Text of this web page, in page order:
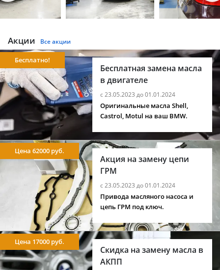
Акции Все акции
Бесплатная замена масла
в двигателе
с 23.05.2023 до 01.01.2024
Бесплатно!
Оригинальные масла Shell,
Castrol, Motul на ваш BMW.
Акция на замену цепи
ГРМ
с 23.05.2023 до 01.01.2024
Цена 62000 руб.
Привода масляного насоса и
цепь ГРМ под ключ.
Скидка на замену масла в
АКПП
Цена 17000 руб.